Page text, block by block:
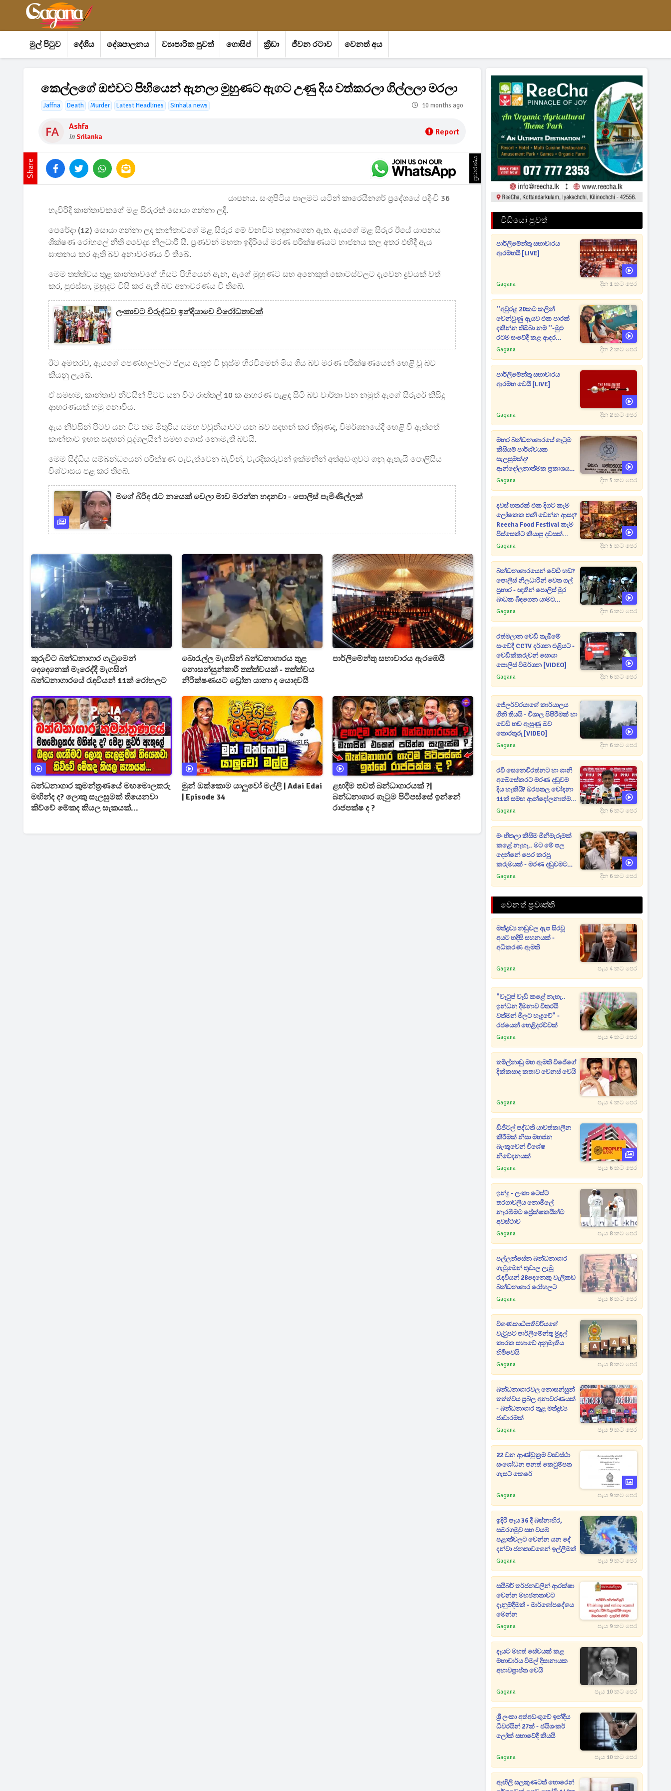
මුල් පිටුව දේශීය දේශපාලනය ව්‍යාපාරික පුවත් ගොසිප් ක්‍රීඩා ජීවන රටාව වෙනත් අය
කෙල්ලගේ ඔළුවට පිහියෙන් ඇනලා මුහුණට ඇගට උණු දිය වත්කරලා ගිල්ලලා මරලා
Jaffna Death Murder Latest Headlines Sinhala news 10 months ago
Ashfa
inSrilanka Report
Share ප්‍රචාරණය
යාපනය. සංගුපිටිය පාලමට යටින් කාරෙයිනගර් ප්‍රදේශයේ පදිංචි 36
හැවිරිදි කාන්තාවකගේ මළ සිරුරක් සොයා ගන්නා ලදී.
පෙරේදා (12) සොයා ගන්නා ලද කාන්තාවගේ මළ සිරුර මේ වනවිට හඳුනාගෙන ඇත. ඇයගේ මළ සිරුර ඊයේ යාපනය
ශික්ෂණ රෝහලේ නීති වෛද්‍ය නිලධාරී සී. ප්‍රණවන් මහතා ඉදිරියේ මරණ පරීක්ෂණයට භාජනය කල අතර එහිදී ඇය
ඝාතනය කර ඇති බව අනාවරණය වී තිබේ.
මෙම තත්ත්වය තුළ කාන්තාවගේ හිසට පිහියෙන් ඇන, ඇගේ මුහුණට සහ අනෙකුත් කොටස්වලට දැවෙන ද්‍රවයක් වත්
කර, පුළුස්සා, මුහුදට විසි කර ඇති බව අනාවරණය වී තිබේ.
ලංකාවට විරුද්ධව ඉන්දියාවෙ විරෝධතාවක්
ඊට අමතරව, ඇයගේ පෙණහලුවලට ජලය ඇතුළු වී හුස්ම හිරවීමෙන් මිය ගිය බව මරණ පරීක්ෂණයෙන් හෙළි වූ බව
කියනු ලැබේ.
ඒ සමඟම, කාන්තාව නිවසින් පිටව යන විට රාත්තල් 10 ක ආභරණ පැළඳ සිටි බව වාර්තා වන නමුත් ඇගේ සිරුරේ කිසිදු
ආභරණයක් හමු නොවීය.
ඇය නිවසින් පිටව යන විට තම මිතුරිය සමඟ වවුනියාවට යන බව සඳහන් කර තිබුණද, විමර්ශනයේදී හෙළි වී ඇත්තේ
කාන්තාව ඉහත සඳහන් පුද්ගලයින් සමඟ ගොස් නොමැති බවයි.
මෙම සිද්ධිය සම්බන්ධයෙන් පරීක්ෂණ පැවැත්වෙන බැවින්, වැරදිකරුවන් ඉක්මනින් අත්අඩංගුවට ගනු ඇතැයි පොලිසිය
විශ්වාසය පළ කර තිබේ.
මගේ බිරිද රෑට නයෙක් වෙලා මාව මරන්න හදනවා - පොලිස් පැමිණිල්ලක්
කුරුවිට බන්ධනාගාර ගැටුමෙන්
දෙදෙනෙක් මැරෙද්දී මැගසින්
බන්ධනාගාරයේ රැඳවියන් 11ක් රෝහලට
බොරැල්ල මැගසින් බන්ධනාගාරය තුළ
නොසන්සුන්කාරී තත්ත්වයක් - තත්ත්වය
නිරීක්ෂණයට ඩ්‍රෝන යානා ද යොදවයි
පාර්ලිමේන්තු සභාවාරය ඇරඹෙයි
බන්ධනාගාර කුමන්ත්‍රණයේ මහමොලකරු
මහින්ද ද? ලොකු සැලසුමක් තියෙනවා
කිව්වේ මේකද කියල සැකයක්...
මුන් ඔක්කොම යාලුවෝ මල්ලි | Adai Edai
| Episode 34
ළඟදීම තවත් බන්ධාගාරයක් ?|
බන්ධනාගාර ගැටුම පිටිපස්සේ ඉන්නේ
රාජපක්ෂ ද ?
වීඩියෝ පුවත්
පාර්ලිමේන්තු සභාවාරය
ආරම්භයි [LIVE]
Gagana දින 1 කට පෙර
''අවුරුදු 20කට කලින්
වෙන්වුණු ඇයව එක පාරක්
දකින්න තිබ්බා නම් ''-මුළු
රටම සංවේදී කළ ආදර
අමරණීය මතකය
Gagana දින 2 කට පෙර
පාර්ලිමේන්තු සභාවාරය
ආරම්භ වෙයි [LIVE]
Gagana දින 2 කට පෙර
මහර බන්ධනාගාරයේ ගැටුම
කිසියම් පාර්ශ්වයක
සැලසුමක්ද?
ආන්දෝලනාත්මක ප්‍රකාශයක්
එළියට [VIDEO]
Gagana දින 5 කට පෙර
දවස් හතරක් එක දිගට කෑම
ලෝකෙක තනි වෙන්න ආසද?
Reecha Food Festival කෑම
පිස්සෙක්ට කියාපු දවසක්
මෙන්න
Gagana දින 5 කට පෙර
බන්ධනාගාරයෙන් වෙඩි හඬ?
පොලිස් නිලධාරින් වෙත ගල්
ප්‍රහාර - ඥාතීන් පොලිස් මුර
බාධක බිඳගෙන යාමට
උත්සාහයක [VIDEO]
Gagana දින 6 කට පෙර
රත්මලාන වෙඩි තැබීමේ
සංවේදී CCTV දර්ශන එළියට -
වෙඩික්කරුවන් සොයා
පොලිස් විමර්ශන [VIDEO]
Gagana දින 6 කට පෙර
ජේලර්වරයාගේ කාර්යාලය
ගිනි තියයි - විශාල පිපිරීමක් හා
වෙඩි හඬ ඇසුණු බව
තොරතුරු [VIDEO]
Gagana දින 6 කට පෙර
රවී සෙනෙවිරත්නට හා ශානි
අබේසේකරට මරණ දඬුවම
දිය හැකියි? බරපතල චෝදනා
11ක් සමඟ ආන්දෝලනාත්මක
ප්‍රකාශයක් [VIDEO]
Gagana දින 6 කට පෙර
මං හිතලා කිසිම මිනිමැරුමක්
කළේ නැහැ.. මට මේ පල
දෙන්නේ පෙර කරපු
කරුමයක් - මරණ දඬුවමට
කළින් කට ඇරපු පූජිත් හඬා
Gagana දින 6 කට පෙර
වෙනත් ප්‍රවෘත්ති
මත්ද්‍රව්‍ය නඩුවල ඇප සිරවූ
අයට හදිසි සහනයක් -
අධිකරණ ඇමති
Gagana පැය 4 කට පෙර
"වැටුප් වැඩි කළේ නැහැ..
ඉන්ධන දීමනාව විතරයි
වත්මන් මිලට හැදුවේ" -
රජයෙන් හෙළිදරව්වක්
Gagana පැය 4 කට පෙර
තමිල්නාඩු මහ ඇමති විජේගේ
දික්කසාද කතාව වෙනස් වෙයි
Gagana පැය 4 කට පෙර
ඩිජිටල් පද්ධති යාවත්කාලීන
කිරීමක් නිසා මහජන
බැංකුවෙන් විශේෂ
නිවේදනයක්
Gagana පැය 6 කට පෙර
ඉන්දු - ලංකා ටෙස්ට්
තරගාවලිය නොමිලේ
නැරඹීමට ප්‍රේක්ෂකයින්ට
අවස්ථාව
Gagana පැය 8 කට පෙර
පල්ලන්සේන බන්ධනාගාර
ගැටුමෙන් තුවාල ලැබූ
රැඳවියන් 28දෙනෙකු වැලිකඩ
බන්ධනාගාර රෝහලට
Gagana පැය 8 කට පෙර
විගණකාධිපතිවරියගේ
වැටුපට පාර්ලිමේන්තු මුදල්
කාරක සභාවේ අනුමැතිය
හිමිවෙයි
Gagana පැය 8 කට පෙර
බන්ධනාගාරවල නොසන්සුන්
තත්ත්වය ප්‍රබල අනාවරණයක්
- බන්ධනාගාර තුළ මත්ද්‍රව්‍ය
ජාවාරමක්
Gagana පැය 9 කට පෙර
22 වන ආණ්ඩුක්‍රම ව්‍යවස්ථා
සංශෝධන පනත් කෙටුම්පත
ගැසට් කෙරේ
Gagana පැය 9 කට පෙර
ඉදිරි පැය 36 දී බස්නාහිර,
සබරගමුව සහ වයඹ
පළාත්වලට වෙන්න යන දේ
දන්වා ජනතාවගෙන් ඉල්ලීමක්
Gagana පැය 9 කට පෙර
සයිබර් තර්ජනවලින් ආරක්ෂා
වෙන්න මහජනතාවට
දැනුම්දීමක් - මාර්ගෝපදේශය
මෙන්න
Gagana පැය 9 කට පෙර
දැයට මහත් සේවයක් කළ
මහාචාර්ය විමල් දිසානායක
අභාවප්‍රාප්ත වෙයි
Gagana පැය 10 කට පෙර
ශ්‍රී ලංකා අත්අඩංගුවේ ඉන්දීය
ධීවරයින් 27ක් - ජයිශංකර්
ලෝක් සභාවේදී කියයි
Gagana පැය 10 කට පෙර
ඇඟිලි සලකුණටත් හොරෙන්